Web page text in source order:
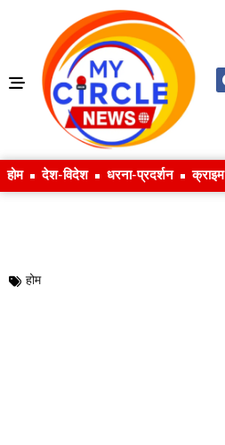
होम देश-विदेश धरना-प्रदर्शन क्राइम
होम